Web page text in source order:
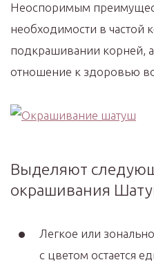
Неоспоримым
необходимости в частой
подкрашивании корней,
отношение к здоровью
Выделяют
окрашивания
Легкое или
с цветом остается